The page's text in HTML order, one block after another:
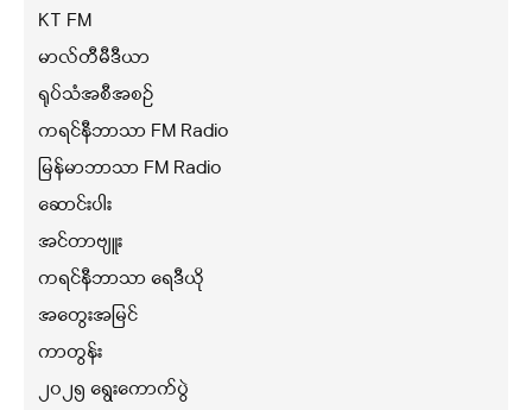
KT FM
မာလ်တီမီဒီယာ
ရုပ်သံအစီအစဉ်
ကရင်နီဘာသာ FM Radio
မြန်မာဘာသာ FM Radio
ဆောင်းပါး
အင်တာဗျူး
ကရင်နီဘာသာ ရေဒီယို
အတွေးအမြင်
ကာတွန်း
၂၀၂၅ ရွေးကောက်ပွဲ